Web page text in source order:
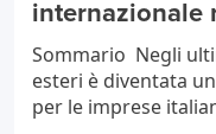
internazionale
Sommario Negli
esteri è diventata
per le imprese